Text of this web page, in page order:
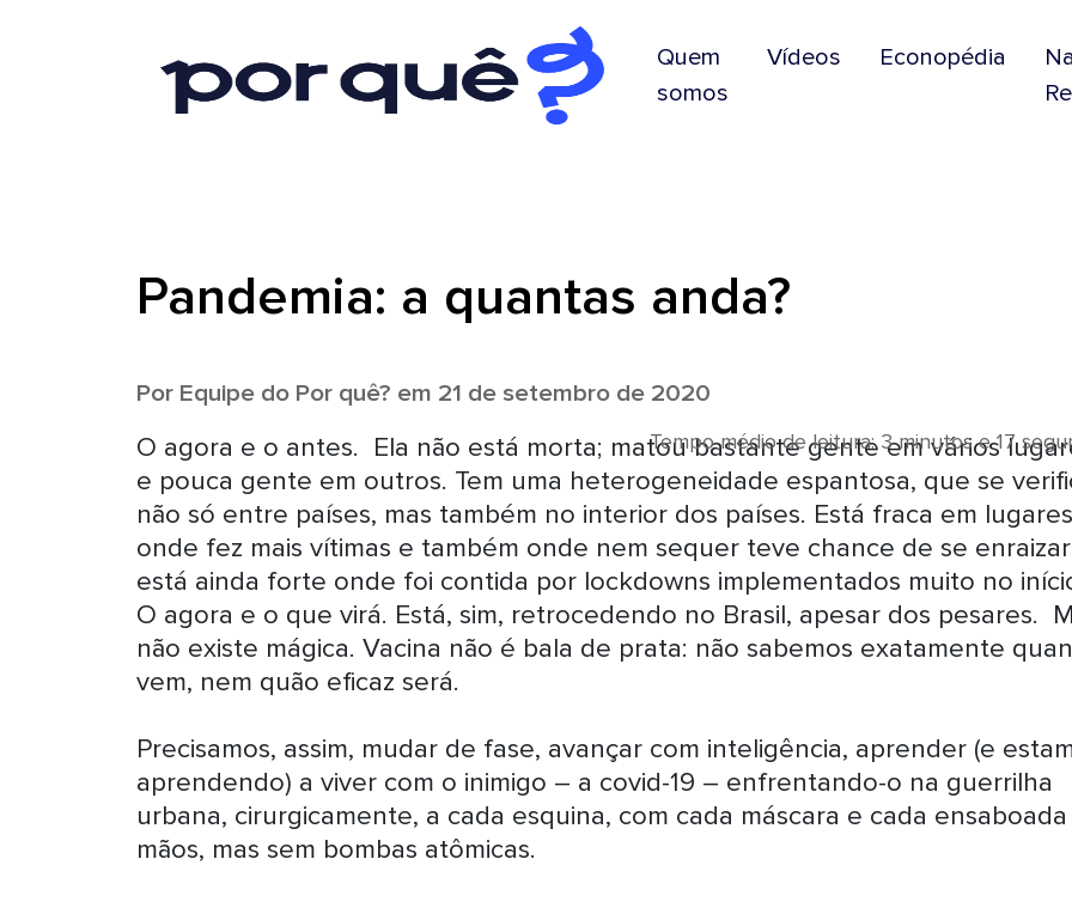
Quem
somos
Vídeos Econopédia
Pandemia: a quantas anda?
Por Equipe do Por quê? em 21 de setembro de 2020
Tempo médio de leitura: 3 minutos e 17
O agora e o antes. Ela não está morta; matou bastante gente em vários
e pouca gente em outros. Tem uma heterogeneidade espantosa, que se
não só entre países, mas também no interior dos países. Está fraca em lugares
onde fez mais vítimas e também onde nem sequer teve chance de se
está ainda forte onde foi contida por lockdowns implementados muito no
O agora e o que virá. Está, sim, retrocedendo no Brasil, apesar dos pesares.
não existe mágica. Vacina não é bala de prata: não sabemos exatamente
vem, nem quão eficaz será.
Precisamos, assim, mudar de fase, avançar com inteligência, aprender (e
aprendendo) a viver com o inimigo – a covid-19 – enfrentando-o na guerrilha
urbana, cirurgicamente, a cada esquina, com cada máscara e cada
mãos, mas sem bombas atômicas.